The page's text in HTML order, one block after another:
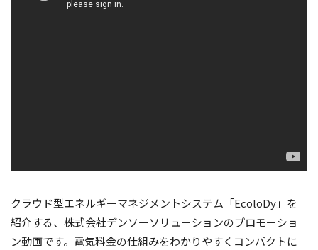
クラウド型エネルギーマネジメントシステム「EcoloDy」を
紹介する、株式会社デンソーソリューションのプロモーショ
ン動画です。電気料金の仕組みをわかりやすくコンパクトに